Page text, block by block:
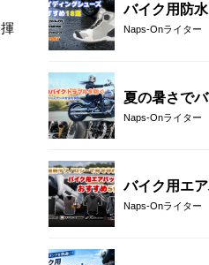
バイク用防
め18選！雨
Naps-Onライター
夏の暑さで
る？起こりや
Naps-Onライター
バイク用エ
5選！｜RSタ
Naps-Onライター